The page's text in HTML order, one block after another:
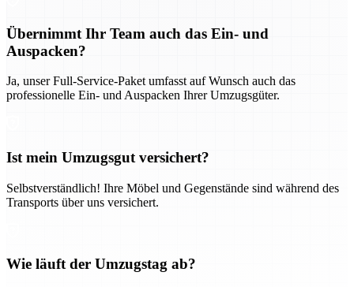
Übernimmt Ihr Team auch das Ein- und
Auspacken?
Ja, unser Full-Service-Paket umfasst auf Wunsch auch das
professionelle Ein- und Auspacken Ihrer Umzugsgüter.
Ist mein Umzugsgut versichert?
Selbstverständlich! Ihre Möbel und Gegenstände sind während des
Transports über uns versichert.
Wie läuft der Umzugstag ab?